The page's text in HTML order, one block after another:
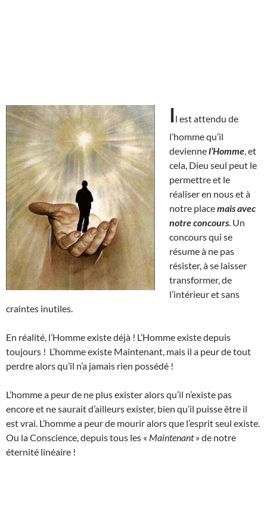
Il est attendu de
l’homme qu’il
deviennel’Homme , et
cela, Dieu seul peut le
permettre et le
réaliser en nous et à
notre placemais avec
notre concours . Un
concours qui se
résume à ne pas
résister, à se laisser
transformer, de
l’intérieur et sans
craintes inutiles.
En réalité, l’Homme existe déjà ! L’Homme existe depuis
toujours ! L’homme existe Maintenant, mais il a peur de tout
perdre alors qu’il n’a jamais rien possédé !
L’homme a peur de ne plus exister alors qu’il n’existe pas
encore et ne saurait d’ailleurs exister, bien qu’il puisse être il
est vrai. L’homme a peur de mourir alors que l’esprit seul existe.
Ou la Conscience, depuis tous les « Maintenant» de notre
éternité linéaire !